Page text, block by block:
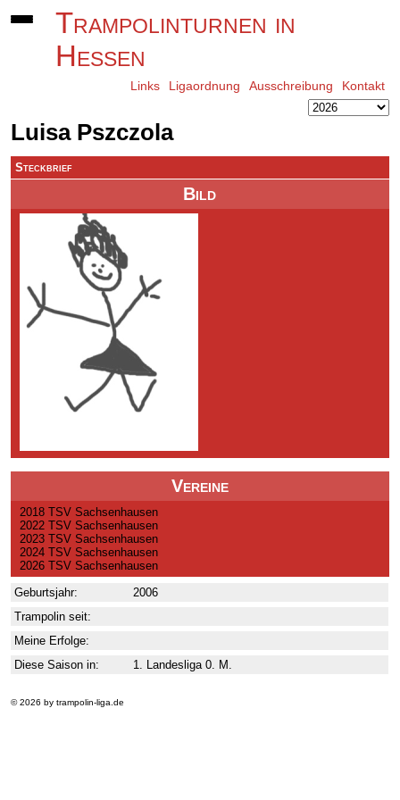
Trampolinturnen in
Hessen
Links Ligaordnung Ausschreibung Kontakt
Luisa Pszczola
Bild
Vereine
2018 TSV Sachsenhausen
2022 TSV Sachsenhausen
2023 TSV Sachsenhausen
2024 TSV Sachsenhausen
2026 TSV Sachsenhausen
Steckbrief
Geburtsjahr:
2006
Trampolin seit:
Meine Erfolge:
Diese Saison in:
1. Landesliga 0. M.
© 2026 by trampolin-liga.de